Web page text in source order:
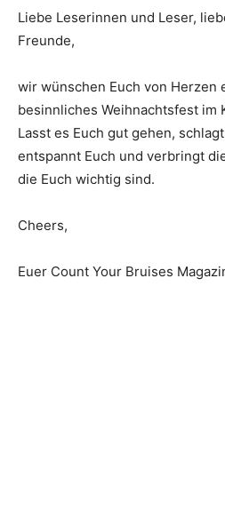
Liebe Leserinnen und Leser,
Freunde,
wir wünschen Euch von Herzen
besinnliches Weihnachtsfest im
Lasst es Euch gut gehen,
entspannt Euch und verbringt
die Euch wichtig sind.
Cheers,
Euer Count Your Bruises